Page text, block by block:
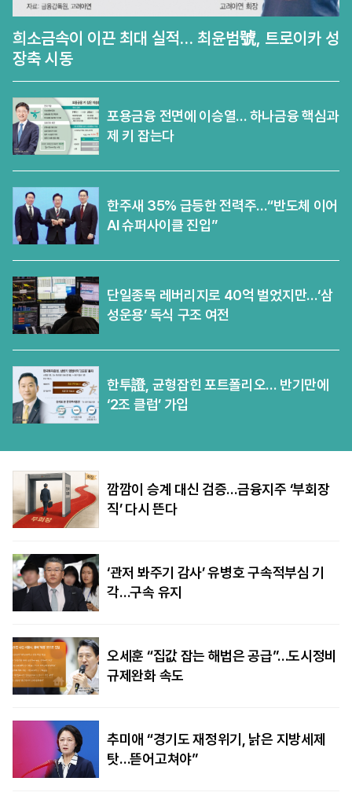
희소금속이 이끈 최대 실적… 최윤범號, 트로이카 성
장축 시동
포용금융 전면에 이승열… 하나금융 핵심과
제 키 잡는다
한주새 35% 급등한 전력주…“반도체 이어
AI 슈퍼사이클 진입”
단일종목 레버리지로 40억 벌었지만…‘삼
성운용’ 독식 구조 여전
한투證, 균형잡힌 포트폴리오… 반기만에
‘2조 클럽’ 가입
깜깜이 승계 대신 검증…금융지주 ‘부회장
직’ 다시 뜬다
‘관저 봐주기 감사’ 유병호 구속적부심 기
각…구속 유지
오세훈 “집값 잡는 해법은 공급”…도시정비
규제완화 속도
추미애 “경기도 재정위기, 낡은 지방세제
탓…뜯어고쳐야”